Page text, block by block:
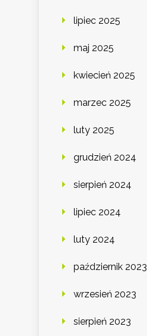
lipiec 2025
maj 2025
kwiecień 2025
marzec 2025
luty 2025
grudzień 2024
sierpień 2024
lipiec 2024
luty 2024
październik 2023
wrzesień 2023
sierpień 2023